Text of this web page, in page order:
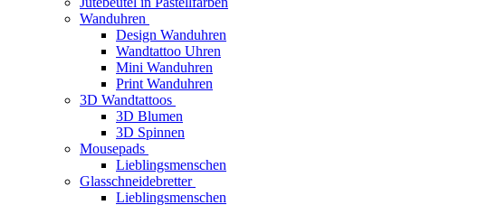
Wanduhren
Design Wanduhren
Wandtattoo Uhren
Mini Wanduhren
Print Wanduhren
3D Wandtattoos
3D Blumen
3D Spinnen
Mousepads
Lieblingsmenschen
Glasschneidebretter
Lieblingsmenschen